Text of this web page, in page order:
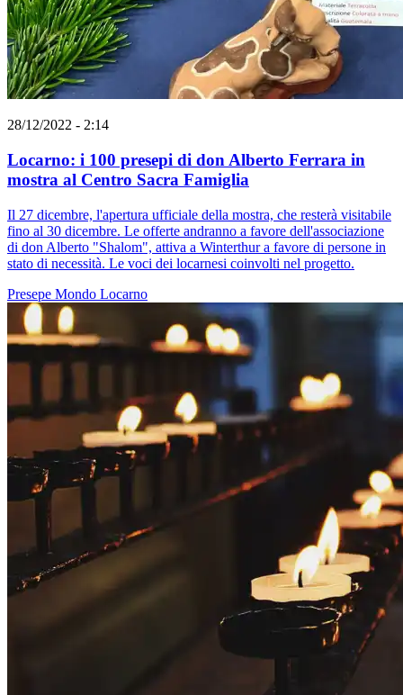
28/12/2022 - 2:14
Locarno: i 100 presepi di don Alberto Ferrara in
mostra al Centro Sacra Famiglia
Il 27 dicembre, l'apertura ufficiale della mostra, che resterà visitabile
fino al 30 dicembre. Le offerte andranno a favore dell'associazione
di don Alberto "Shalom", attiva a Winterthur a favore di persone in
stato di necessità. Le voci dei locarnesi coinvolti nel progetto.
Presepe Mondo Locarno